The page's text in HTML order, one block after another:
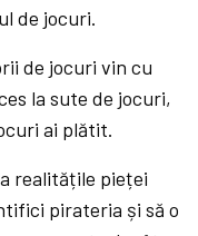
de jocuri.
de jocuri vin cu
la sute de jocuri,
ai plătit.
realitățile pieței
pirateria și să o